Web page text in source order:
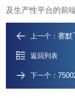
及生产性平台的前
上一个： 赛默
返回列表
下一个：